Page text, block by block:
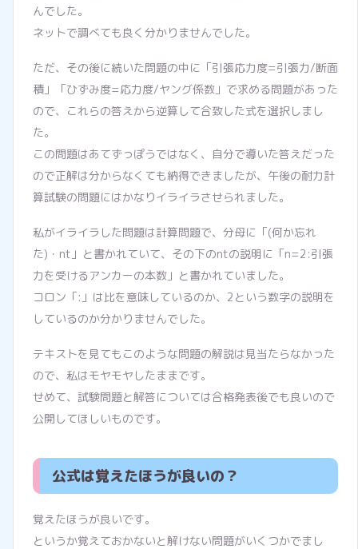
んでした。
ネットで調べても良く分かりませんでした。
ただ、その後に続いた問題の中に「引張応力度=引張力/断面
積」「ひずみ度=応力度/ヤング係数」で求める問題があった
ので、これらの答えから逆算して合致した式を選択しまし
た。
この問題はあてずっぽうではなく、自分で導いた答えだった
ので正解は分からなくても納得できましたが、午後の耐力計
算試験の問題にはかなりイライラさせられました。
私がイライラした問題は計算問題で、分母に「(何か忘れ
た)・nt」と書かれていて、その下のntの説明に「n=2:引張
力を受けるアンカーの本数」と書かれていました。
コロン「:」は比を意味しているのか、2という数字の説明を
しているのか分かりませんでした。
テキストを見てもこのような問題の解説は見当たらなかった
ので、私はモヤモヤしたままです。
せめて、試験問題と解答については合格発表後でも良いので
公開してほしいものです。
公式は覚えたほうが良いの？
覚えたほうが良いです。
というか覚えておかないと解けない問題がいくつかでまし